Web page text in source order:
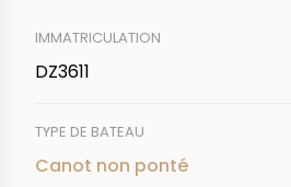
IMMATRICULATION
DZ3611
TYPE DE BATEAU
Canot non ponté